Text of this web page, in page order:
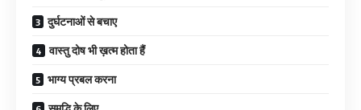
दुर्घटनाओं से बचाए
वास्तु दोष भी ख़त्म होता हैं
भाग्य प्रबल करना